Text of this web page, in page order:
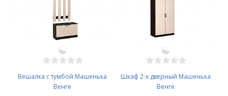
Вешалка с тумбой Машенька
Венге
Шкаф 2-х дверный Машенька
Венге